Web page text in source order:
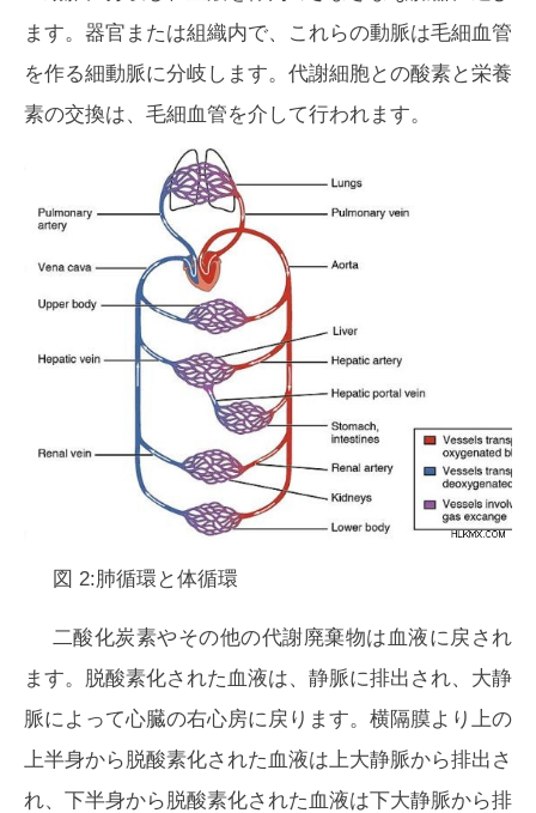
ます。器官または組織内で、これらの動脈は毛細血管
を作る細動脈に分岐します。代謝細胞との酸素と栄養
素の交換は、毛細血管を介して行われます。
図 2:肺循環と体循環
二酸化炭素やその他の代謝廃棄物は血液に戻され
ます。脱酸素化された血液は、静脈に排出され、大静
脈によって心臓の右心房に戻ります。横隔膜より上の
上半身から脱酸素化された血液は上大静脈から排出さ
れ、下半身から脱酸素化された血液は下大静脈から排